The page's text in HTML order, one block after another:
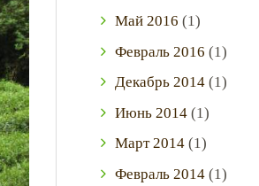
Май 2016 (1)
Февраль 2016 (1)
Декабрь 2014(1)
Июнь 2014(1)
Март2014(1)
Февраль 2014(1)